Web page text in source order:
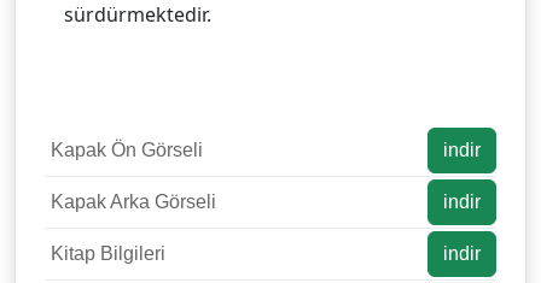
sürdürmektedir.
Kapak Ön Görseli indir
Kapak Arka Görseli indir
Kitap Bilgileri indir